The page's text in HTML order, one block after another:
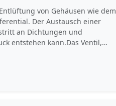
von Gehäusen wie dem
Der Austausch einer
an Dichtungen und
entstehen kann.Das Ventil,
Dieses Produkt ist unter
BMW 5, BMW 1, BMW 3